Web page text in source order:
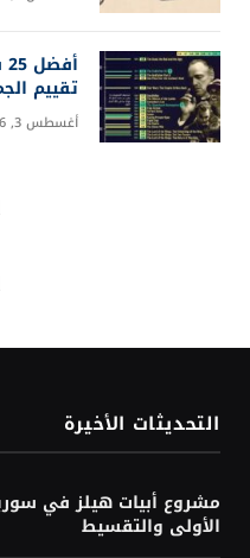
تقييم
أغسطس 3, 2026
التحديثات الأخيرة
مشروع أبيات هيلز في
الأولى والتقسيط